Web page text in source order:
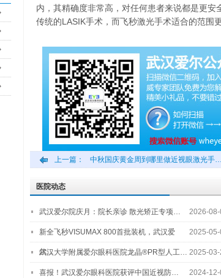
内，其精确度非常高，对任何患者来说都是更
传统的LASIK手术，而飞秒激光手术适合的范围
上一篇： 中秋国庆黄金周到哪里做近视眼激光手…
医院动态
武汉爱尔院庆月：院长亲诊 散光矫正专项… 2026-08-
新全飞秒VISUMAX 800首批装机，武汉爱
尔…
2025-05-
武汉大学附属爱尔眼科医院龙晶®PR型人工… 2025-03-
喜报！武汉爱尔眼科医院获评中国近视防… 2024-12-